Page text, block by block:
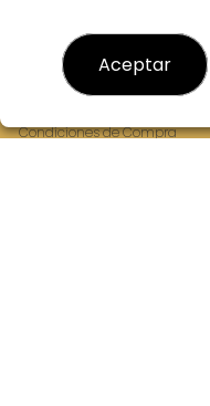
Aviso Legal
Política de Privacidad
Condiciones de Compra
Aceptar